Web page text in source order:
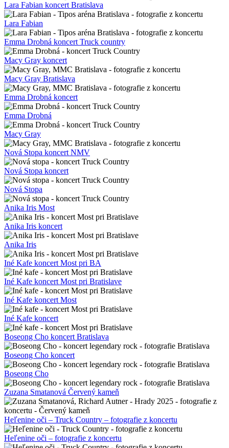
Lara Fabian koncert Bratislava
Lara Fabian
Emma Drobná koncert Truck country
Macy Gray koncert
Macy Gray Bratislava
Emma Drobná koncert
Emma Drobná
Macy Gray
Nová Stopa koncert NMV
Nová Stopa koncert
Nová Stopa
Anika Iris Most
Anika Iris koncert
Anika Iris
Iné Kafe koncert Most pri BA
Iné Kafe koncert Most pri Bratislave
Iné Kafe koncert Most
Iné Kafe koncert
Boseong Cho koncert Bratislava
Boseong Cho koncert
Boseong Cho
Zuzana Smatanová Červený kameň
Heľenine oči – Truck Country – fotografie z koncertu
Heľenine oči – fotografie z koncertu